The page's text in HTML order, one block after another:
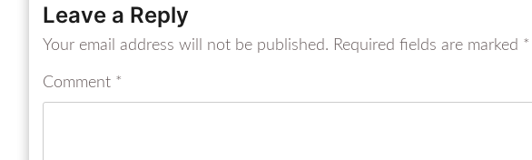
Leave a Reply
Your email address will not be published. Required fields are marked *
Comment *